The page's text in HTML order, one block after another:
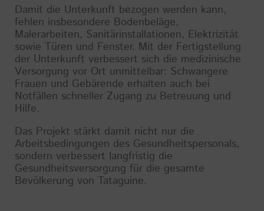
Damit die Unterkunft bezogen werden kann,
fehlen insbesondere Bodenbeläge,
Malerarbeiten, Sanitärinstallationen, Elektrizität
sowie Türen und Fenster. Mit der Fertigstellung
der Unterkunft verbessert sich die medizinische
Versorgung vor Ort unmittelbar: Schwangere
Frauen und Gebärende erhalten auch bei
Notfällen schneller Zugang zu Betreuung und
Hilfe.
Das Projekt stärkt damit nicht nur die
Arbeitsbedingungen des Gesundheitspersonals,
sondern verbessert langfristig die
Gesundheitsversorgung für die gesamte
Bevölkerung von Tataguine.